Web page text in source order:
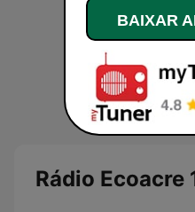
Rádio Ecoacre
BAIXAR